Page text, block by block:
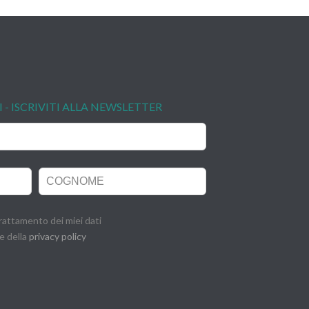
ISCRIVITI ALLA NEWSLETTER
dei miei dati
della privacy policy